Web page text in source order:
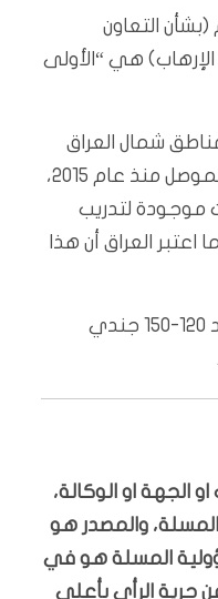
التعاون
هي “الأولى
شمال العراق
في منطقة بعشيقة شمال الموصل منذ عام 2015،
موجودة لتدريب
اعتبر العراق أن هذا
وتشير بعض المصادر إلى وجود 120-150 جندي
الجهة او الوكالة،
والمصدر هو
المسلة هو في
حرية الرأي بأعلى